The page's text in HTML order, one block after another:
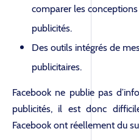
comparer les
publicités.
Des outils intégrés de
publicitaires.
Facebook ne publie pas
publicités, il est donc
Facebook ont réellement du